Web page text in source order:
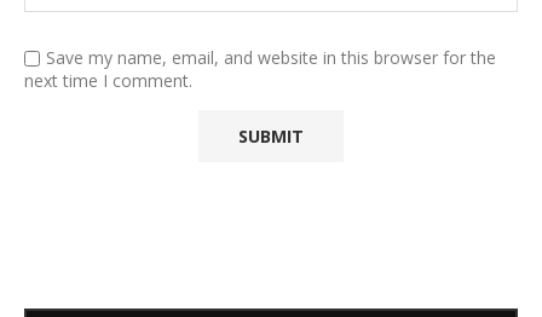
Save my name, email, and website in this browser for the
next time I comment.